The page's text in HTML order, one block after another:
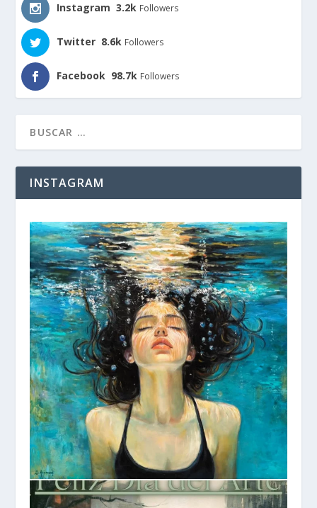
Instagram 3.2k Followers
Twitter 8.6k Followers
Facebook 98.7k Followers
INSTAGRAM